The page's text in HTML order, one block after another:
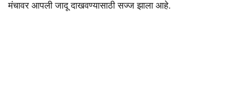
मंचावर आपली जादू दाखवण्यासाठी सज्ज झाला आहे.